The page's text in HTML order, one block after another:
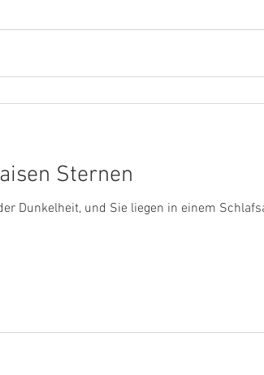
Sternen
Dunkelheit, und Sie liegen in einem